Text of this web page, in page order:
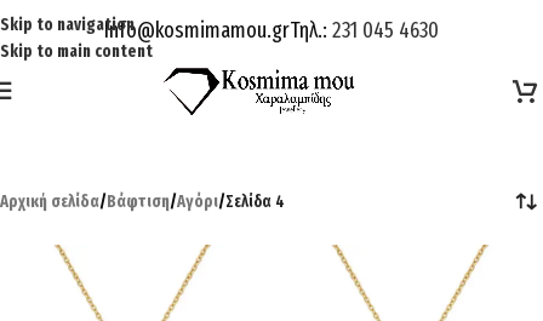
Skip to navigation
Skip to main content
Info@kosmimamou.grΤηλ.: 231 045 4630
Αρχική σελίδα/Βάφτιση/Αγόρι/Σελίδα 4